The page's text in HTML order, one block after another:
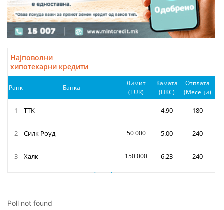
Poll not found